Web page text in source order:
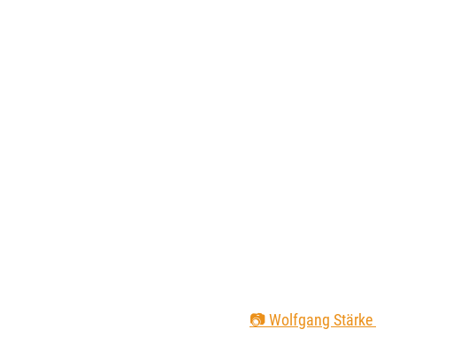
📷 Wolfgang Stärke